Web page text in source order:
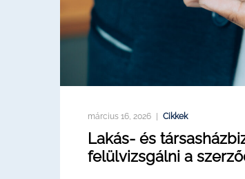
március 16, 2026 Cikkek
Lakás- és
felülvizsgálni a